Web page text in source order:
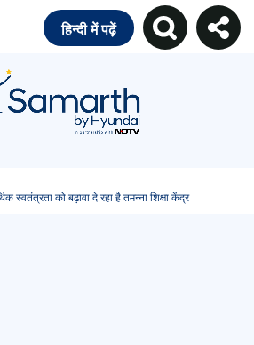
हिन्दी में पढ़ें
स्वतंत्रता को बढ़ावा दे रहा है तमन्ना शिक्षा केंद्र